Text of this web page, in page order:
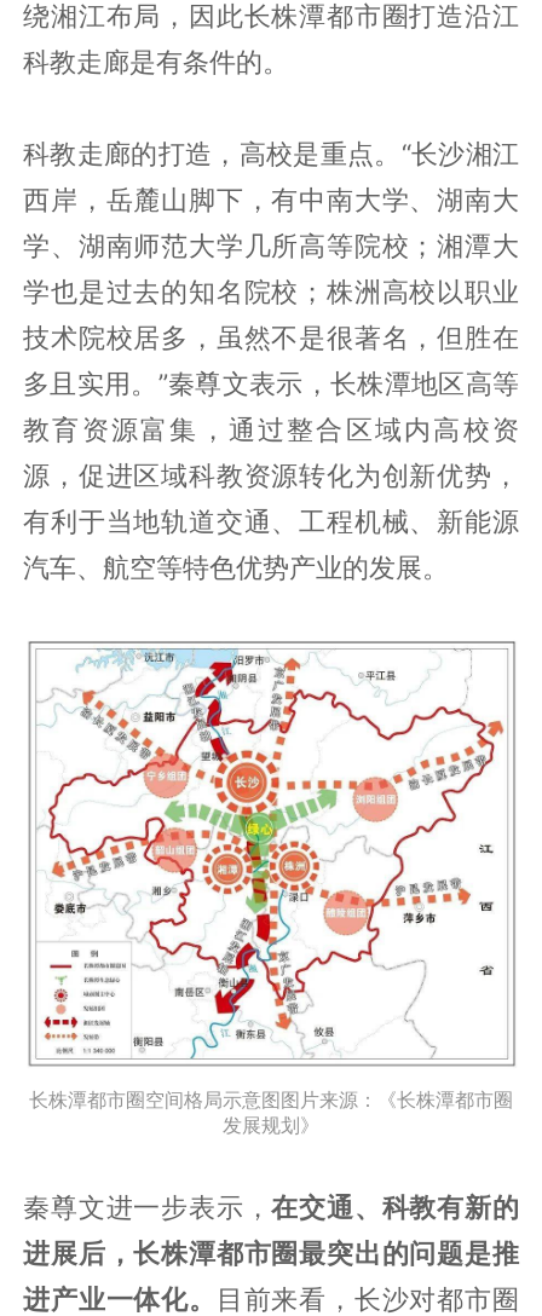
绕湘江布局，因此长株潭都市圈打造沿江
科教走廊是有条件的。
科教走廊的打造，高校是重点。“长沙湘江
西岸，岳麓山脚下，有中南大学、湖南大
学、湖南师范大学几所高等院校；湘潭大
学也是过去的知名院校；株洲高校以职业
技术院校居多，虽然不是很著名，但胜在
多且实用。”秦尊文表示，长株潭地区高等
教育资源富集，通过整合区域内高校资
源，促进区域科教资源转化为创新优势，
有利于当地轨道交通、工程机械、新能源
汽车、航空等特色优势产业的发展。
长株潭都市圈空间格局示意图图片来源：《长株潭都市圈
发展规划》
秦尊文进一步表示，在交通、科教有新的
进展后，长株潭都市圈最突出的问题是推
进产业一体化。
目前来看，长沙对都市圈